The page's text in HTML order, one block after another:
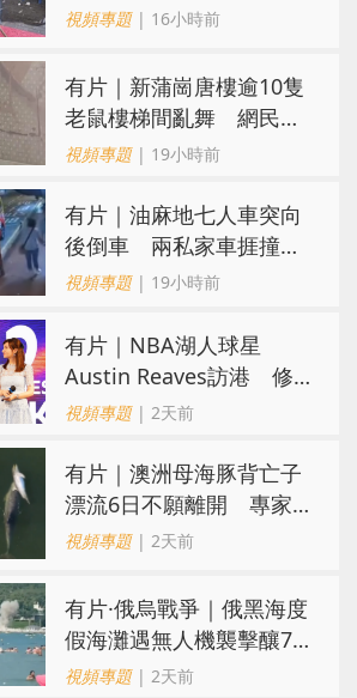
施彼身獲老闆肯定
視頻專題| 16小時前
有片｜新蒲崗唐樓逾10隻
老鼠樓梯間亂舞 網民嚇
親：每次經過都要好大勇
視頻專題| 19小時前
有片｜油麻地七人車突向
後倒車 兩私家車捱撞
司機不顧而去
視頻專題| 19小時前
有片｜NBA湖人球星
Austin Reaves訪港 修
頓與青少年交流球技
視頻專題| 2天前
有片｜澳洲母海豚背亡子
漂流6日不願離開 專家：
極度悲傷下的哀悼行為
視頻專題| 2天前
​有片·俄烏戰爭｜俄黑海度
假海灘遇無人機襲擊釀7死
40傷 俄烏各執一詞
視頻專題| 2天前